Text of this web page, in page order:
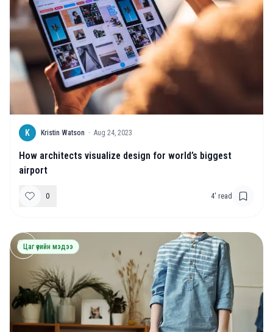
K Kristin Watson · Aug 24, 2023
How architects visualize design for world’s biggest
airport
0 4' read
Цаг үеийн мэдээ